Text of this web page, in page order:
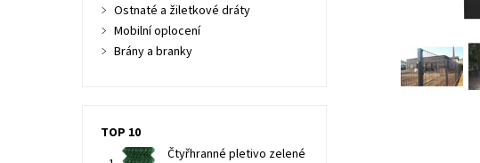
Ostnaté a žiletkové dráty
Mobilní oplocení
Brány a branky
TOP 10
Čtyřhranné pletivo zelené